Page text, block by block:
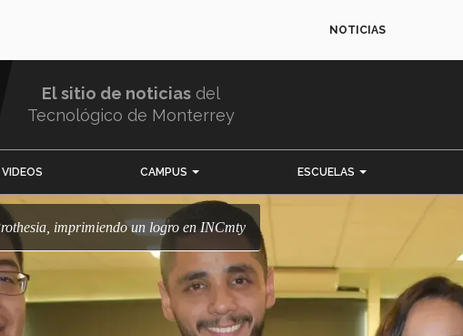
NOTICIAS
El sitio de noticias del
Tecnológico de Monterrey
VIDEOS CAMPUS ESCUELAS
Prothesia, imprimiendo un logro en INCmty